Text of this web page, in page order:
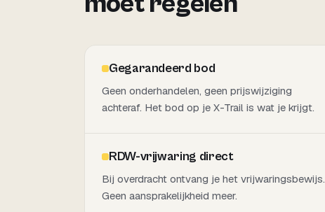
Gegarandeerd bod
Geen onderhandelen, geen prijswijziging
achteraf. Het bod op je X-Trail is wat je krijgt.
RDW-vrijwaring direct
Bij overdracht ontvang je het vrijwaringsbewijs.
Geen aansprakelijkheid meer.